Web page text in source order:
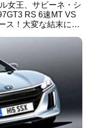
女王、サビーネ・シ
RS 6速MT VS
ス！大変な結末に…